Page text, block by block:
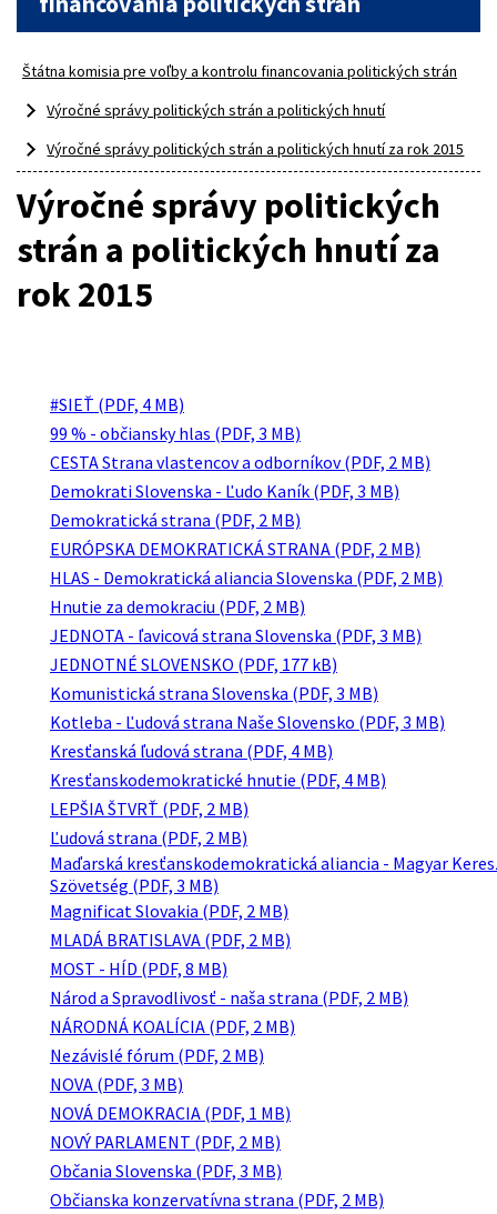
Štátna komisia pre voľby a kontrolu financovania politických strán
Výročné správy politických strán a politických hnutí
Výročné správy politických strán a politických hnutí za rok 2015
Výročné správy politických
strán a politických hnutí za
rok 2015
#SIEŤ (PDF, 4 MB)
99 % - občiansky hlas (PDF, 3 MB)
CESTA Strana vlastencov a odborníkov (PDF, 2 MB)
Demokrati Slovenska - Ľudo Kaník (PDF, 3 MB)
Demokratická strana (PDF, 2 MB)
EURÓPSKA DEMOKRATICKÁ STRANA (PDF, 2 MB)
HLAS - Demokratická aliancia Slovenska (PDF, 2 MB)
Hnutie za demokraciu (PDF, 2 MB)
JEDNOTA - ľavicová strana Slovenska (PDF, 3 MB)
JEDNOTNÉ SLOVENSKO (PDF, 177 kB)
Komunistická strana Slovenska (PDF, 3 MB)
Kotleba - Ľudová strana Naše Slovensko (PDF, 3 MB)
Kresťanská ľudová strana (PDF, 4 MB)
Kresťanskodemokratické hnutie (PDF, 4 MB)
LEPŠIA ŠTVRŤ (PDF, 2 MB)
Ľudová strana (PDF, 2 MB)
Maďarská kresťanskodemokratická aliancia - Magyar
Szövetség (PDF, 3 MB)
Magnificat Slovakia (PDF, 2 MB)
MLADÁ BRATISLAVA (PDF, 2 MB)
MOST - HÍD (PDF, 8 MB)
Národ a Spravodlivosť - naša strana (PDF, 2 MB)
NÁRODNÁ KOALÍCIA (PDF, 2 MB)
Nezávislé fórum (PDF, 2 MB)
NOVA (PDF, 3 MB)
NOVÁ DEMOKRACIA (PDF, 1 MB)
NOVÝ PARLAMENT (PDF, 2 MB)
Občania Slovenska (PDF, 3 MB)
Občianska konzervatívna strana (PDF, 2 MB)